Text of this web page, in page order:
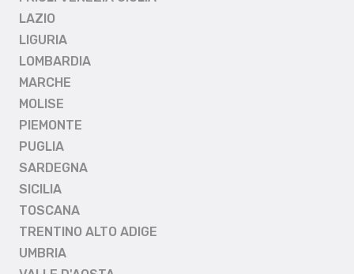
LAZIO
LIGURIA
LOMBARDIA
MARCHE
MOLISE
PIEMONTE
PUGLIA
SARDEGNA
SICILIA
TOSCANA
TRENTINO ALTO ADIGE
UMBRIA